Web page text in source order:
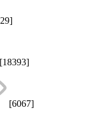
[18393]
[6067]